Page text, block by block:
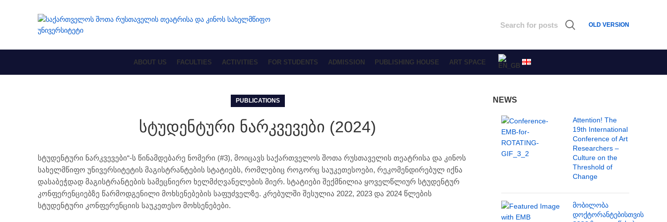
OLD VERSION
ABOUT US FACULTIES ACTIVITIES FOR STUDENTS ADMISSION PUBLISHING HOUSE ART SPACE
PUBLICATIONS
სტუდენტური ნარკვევები (2024)
სტუდენტური ნარკვევები“-ს წინამდებარე ნომერი (#3), მოიცავს საქართველოს შოთა რუსთაველის თეატრისა და კინოს
სახელმწიფო უნივერსიტეტის მაგისტრანტების სტატიებს, რომლებიც როგორც საუკეთესოები, რეკომენდირებულ იქნა
დასაბეჭდად მაგისტრანტების სამეცნიერო ხელმძღვანელების მიერ. სტატიები შექმნილია ყოველწლიურ სტუდენტურ
კონფერენციებზე წარმოდგენილი მოხსენებების საფუძველზე. კრებულში შესულია 2022, 2023 და 2024 წლების
სტუდენტური კონფერენციის საუკეთესო მოხსენებები.
NEWS
Attention! The
19th International
Conference of Art
Researchers –
Culture on the
Threshold of
Change
მობილობა
დოქტორანტებისთვის